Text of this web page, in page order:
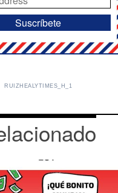
RUIZHEALYTIMES_H_1